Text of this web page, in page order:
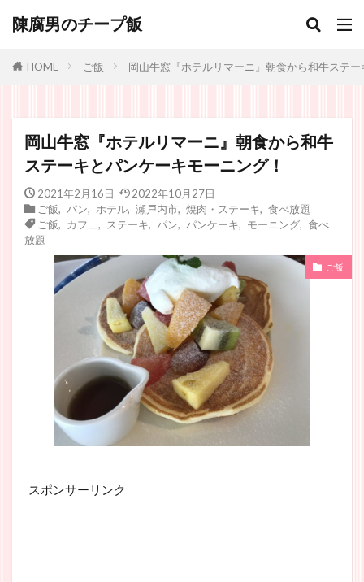
陳腐男のチープ飯
HOME ご飯 岡山牛窓『ホテルリマーニ』朝食から和牛ステ
岡山牛窓『ホテルリマーニ』朝食から和牛
ステーキとパンケーキモーニング！
2021年2月16日
2022年10月27日
ご飯
パン ホテル, 瀬戸内市, 焼肉・ステーキ
食べ放題
ご飯
カフェ ステーキ パン パンケーキ モーニング, 食べ
放題
ご飯
スポンサーリンク